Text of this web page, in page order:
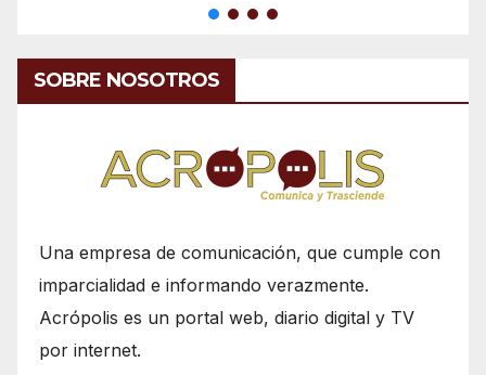
SOBRE NOSOTROS
Una empresa de comunicación, que cumple con
imparcialidad e informando verazmente.
Acrópolis es un portal web, diario digital y TV
por internet.